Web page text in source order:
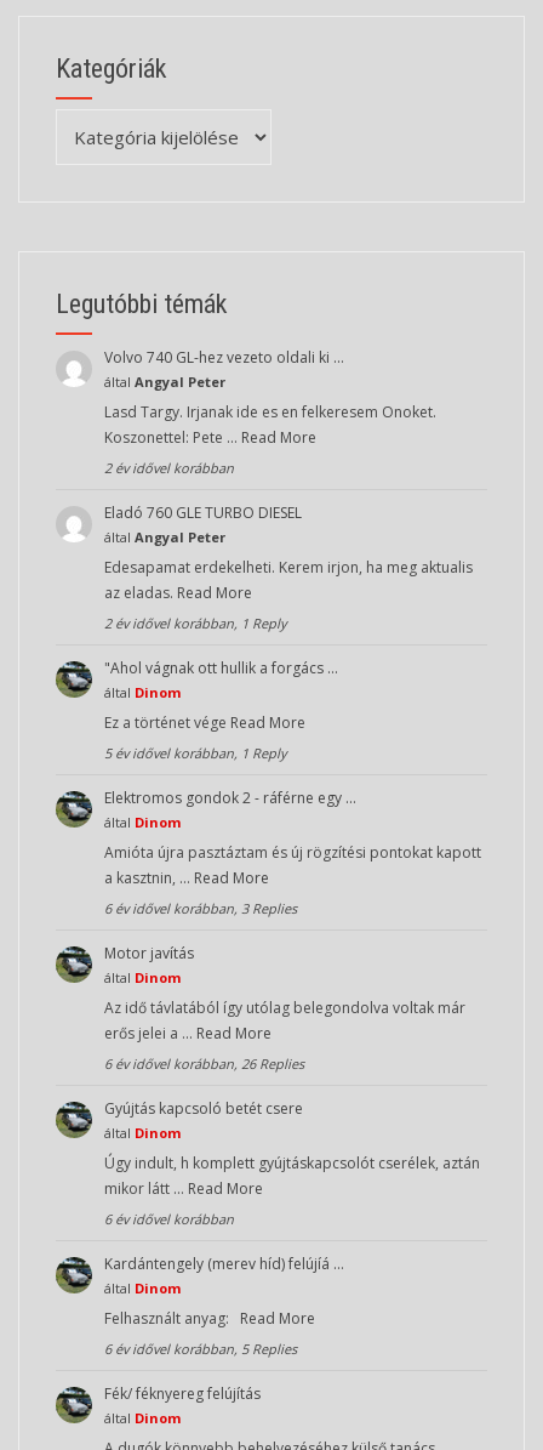
Kategóriák
Legutóbbi témák
Volvo 740 GL-hez vezeto oldali ki …
által Angyal Peter
Lasd Targy. Irjanak ide es en felkeresem Onoket.
Koszonettel: Pete … Read More
2 év idővel korábban
Eladó 760 GLE TURBO DIESEL
által Angyal Peter
Edesapamat erdekelheti. Kerem irjon, ha meg aktualis
az eladas. Read More
2 év idővel korábban, 1 Reply
"Ahol vágnak ott hullik a forgács …
által Dinom
Ez a történet vége Read More
5 év idővel korábban, 1 Reply
Elektromos gondok 2 - ráférne egy …
által Dinom
Amióta újra pasztáztam és új rögzítési pontokat kapott
a kasztnin, … Read More
6 év idővel korábban, 3 Replies
Motor javítás
által Dinom
Az idő távlatából így utólag belegondolva voltak már
erős jelei a … Read More
6 év idővel korábban, 26 Replies
Gyújtás kapcsoló betét csere
által Dinom
Úgy indult, h komplett gyújtáskapcsolót cserélek, aztán
mikor látt … Read More
6 év idővel korábban
Kardántengely (merev híd) felújíá …
által Dinom
Felhasznált anyag: Read More
6 év idővel korábban, 5 Replies
Fék/ féknyereg felújítás
által Dinom